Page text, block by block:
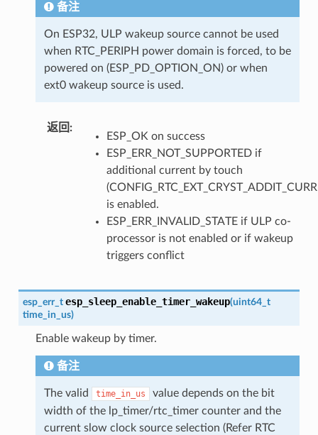
备注
On ESP32, ULP wakeup source cannot be used
when RTC_PERIPH power domain is forced, to be
powered on (ESP_PD_OPTION_ON) or when
ext0 wakeup source is used.
返回 :
ESP_OK on success
ESP_ERR_NOT_SUPPORTED if
additional current by touch
is enabled.
ESP_ERR_INVALID_STATE if ULP co-
processor is not enabled or if wakeup
triggers conflict
esp_err_t esp_sleep_enable_timer_wakeup(uint64_t
time_in_us)
Enable wakeup by timer.
备注
The valid time_in_us
value depends on the bit
width of the lp_timer/rtc_timer counter and the
current slow clock source selection (Refer RTC